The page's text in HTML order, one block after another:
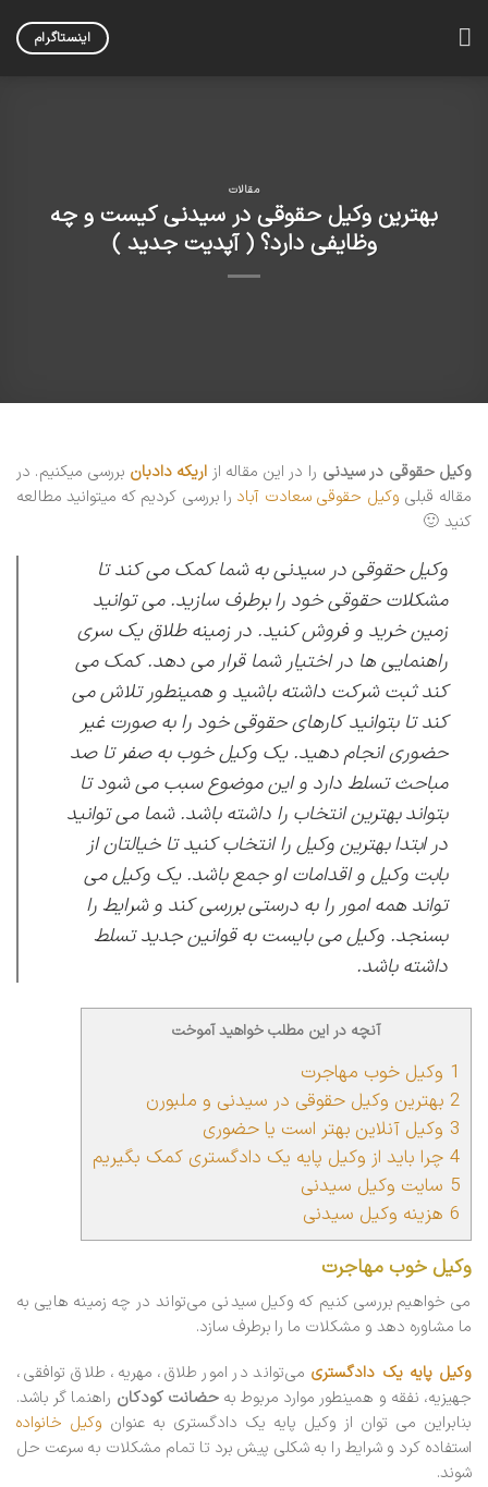
اینستاگرام
مقالات
بهترین وکیل حقوقی در سیدنی کیست و چه
وظایفی دارد؟ ( آپدیت جدید )
وکیل حقوقی در سیدنی را در این مقاله از اریکه دادبان بررسی میکنیم. در
مقاله قبلی وکیل حقوقی سعادت آبادرا بررسی کردیم که میتوانید مطالعه
کنید 🙂
وکیل حقوقی در سیدنیبه شما کمک می کند تا
مشکلات حقوقی خود را برطرف سازید. می توانید
زمین خرید و فروش کنید. در زمینه طلاق یک سری
راهنمایی ها در اختیار شما قرار می دهد. کمک می
کند ثبت شرکت داشته باشید و همینطور تلاش می
کند تا بتوانید کارهای حقوقی خود را به صورت غیر
حضوری انجام دهید. یک وکیل خوب به صفر تا صد
مباحث تسلط دارد و این موضوع سبب می شود تا
بتواند بهترین انتخاب را داشته باشد. شما می توانید
در ابتدا بهترین وکیل را انتخاب کنید تا خیالتان از
بابت وکیل و اقدامات او جمع باشد. یک وکیل می
تواند همه امور را به درستی بررسی کند و شرایط را
بسنجد. وکیل می بایست به قوانین جدید تسلط
داشته باشد.
آنچه در این مطلب خواهید آموخت
1 وکیل خوب مهاجرت
2 بهترین وکیل حقوقی در سیدنی و ملبورن
3 وکیل آنلاین بهتر است یا حضوری
4 چرا باید از وکیل پایه یک دادگستری کمک بگیریم
5 سایت وکیل سیدنی
6 هزینه وکیل سیدنی
وکیل خوب مهاجرت
می خواهیم بررسی کنیم که وکیل سیدنی می‌تواند در چه زمینه هایی به
ما مشاوره دهد و مشکلات ما را برطرف سازد.
وکیل پایه یک دادگستری می‌تواند در امور طلاق، مهریه، طلاق توافقی،
جهیزیه، نفقه و همینطور موارد مربوط بهحضانت کودکان راهنما گر باشد.
بنابراین می توان از وکیل پایه یک دادگستری به عنوان وکیل خانواده
استفاده کرد و شرایط را به شکلی پیش برد تا تمام مشکلات به سرعت حل
شوند.